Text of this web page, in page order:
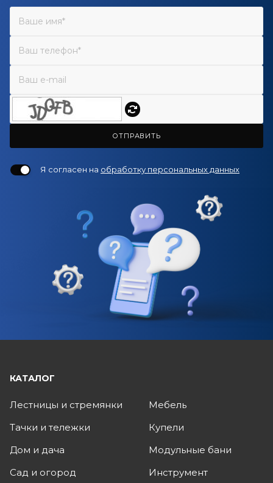
ОТПРАВИТЬ
Я согласен на обработку персональных данных
КАТАЛОГ
Лестницы и стремянки
Тачки и тележки
Дом и дача
Сад и огород
Мебель
Купели
Модульные бани
Инструмент